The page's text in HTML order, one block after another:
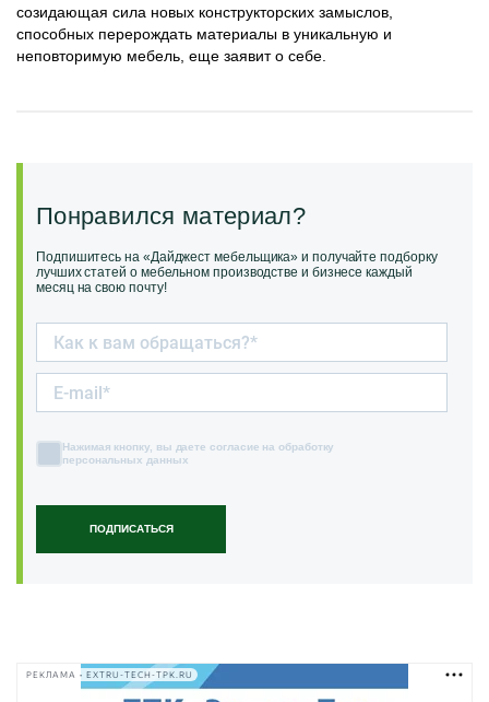
созидающая сила новых конструкторских замыслов,
способных перерождать материалы в уникальную и
неповторимую мебель, еще заявит о себе.
Понравился материал?
Подпишитесь на «Дайджест мебельщика» и получайте подборку
лучших статей о мебельном производстве и бизнесе каждый
месяц на свою почту!
ПОДПИСАТЬСЯ
Нажимая кнопку, вы даете согласие на обработку
персональных данных
РЕКЛАМА • EXTRU-TECH-TPK.RU